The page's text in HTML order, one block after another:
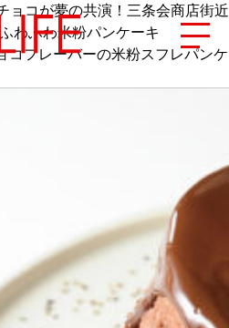
ョコが夢の共演！三条会商店街近
わふわ米粉パンケーキ
コフレーバーの米粉スフレパンケ